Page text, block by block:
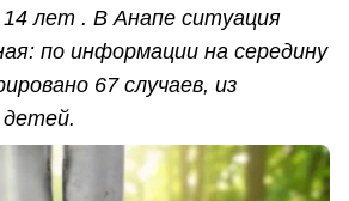
лет . В Анапе ситуация
по информации на середину
67 случаев, из